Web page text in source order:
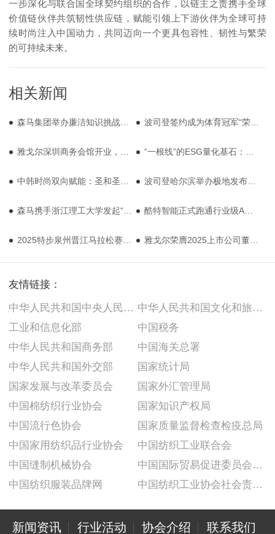
一步深化与联合国全球契约组织的合作，以链主之责携手全球
价值链伙伴共筑韧性供应链，赋能引领上下游伙伴为全球可持
续时尚注入中国动力，共同迈向一个更具包容性、韧性与繁荣
的可持续未来。
相关新闻
森马集团举办廉洁知识挑战赛，千余员工共筑行业清风正气 波司登签约成为体育冠军“荣耀·传承”计划战略合作伙伴
雅戈尔深圳商务会馆开业，联动前海打造精英服务新生态 “一根线”的ESG量化基石：为地球减负，从一件衣服的吊牌开始
中韩时尚双向赋能：圣和圣以IP化实践铸就美学新地标 波司登哈尔滨举办极地发布会，极寒系列助力中国南北极考察
森马携手浙江理工大学发起“一日店员”活动，与青年共创新常服理念 酷特智能正式跑通行业级AGI，让中国制造“酷”起来
2025特步泉州晋江马拉松赛鸣枪，特步“跑步生态圈”再升级 雅戈尔荣膺2025上市公司董事会及可持续发展双项最佳实践案例
友情链接：
中华人民共和国中央人民政府
工业和信息化部
中华人民共和国商务部
中华人民共和国外交部
国家发展与改革委员会
中华人民共和国文化和旅游部
中国税务
中国海关总署
国家统计局
国家外汇管理局
中国棉纺织行业协会
中国流行色协会
中国家用纺织品行业协会
中国缝制机械协会
中国纺织服装品牌网
国家知识产权局
国家质量监督检查检疫总局
中国纺织工业联合会
中国国际贸易促进委员会纺织行业分会
中国纺织工业协会社会责任建设推广委员会
新闻资讯 行业活动 协会介绍 联系我们